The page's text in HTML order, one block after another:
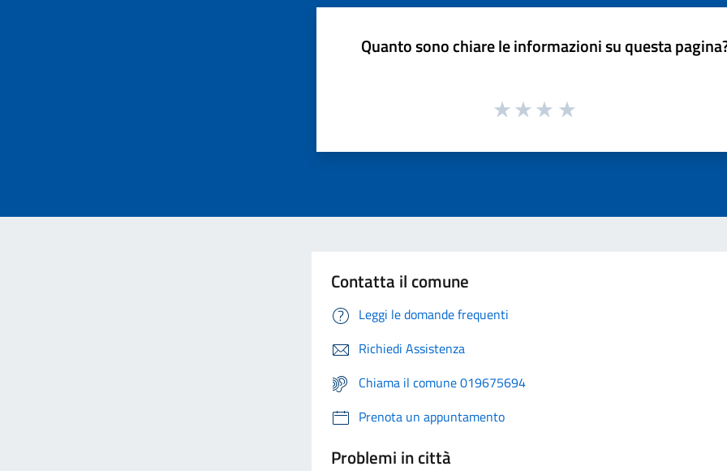
Quanto sono chiare le informazioni su questa
Contatta il comune
Leggi le domande frequenti
Richiedi Assistenza
Chiama il comune 019675694
Prenota un appuntamento
Problemi in città